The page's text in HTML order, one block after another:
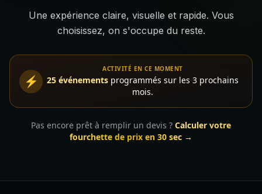
Une expérience claire, visuelle et rapide. Vous
choisissez, on s'occupe du reste.
⚡
ACTIVITÉ EN CE MOMENT
25 événements programmés sur les 3 prochains
mois.
Pas encore prêt à remplir un devis ? Calculer votre
fourchette de prix en 30 sec →